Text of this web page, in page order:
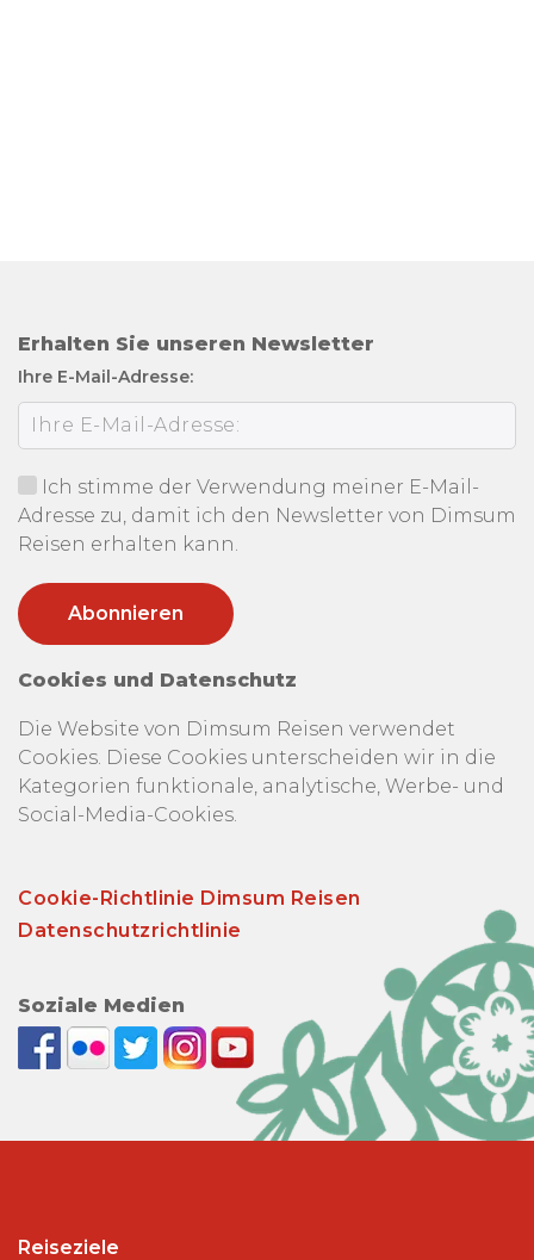
Erhalten Sie unseren Newsletter
Ihre E-Mail-Adresse:
Ich stimme der Verwendung meiner E-Mail-
Adresse zu, damit ich den Newsletter von Dimsum
Reisen erhalten kann.
Cookies und Datenschutz
Die Website von Dimsum Reisen verwendet
Cookies. Diese Cookies unterscheiden wir in die
Kategorien funktionale, analytische, Werbe- und
Social-Media-Cookies.
Cookie-Richtlinie Dimsum Reisen
Datenschutzrichtlinie
Soziale Medien
Reiseziele